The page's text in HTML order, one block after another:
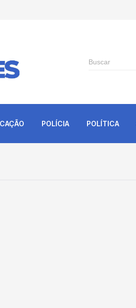
POLÍCIA POLÍTICA